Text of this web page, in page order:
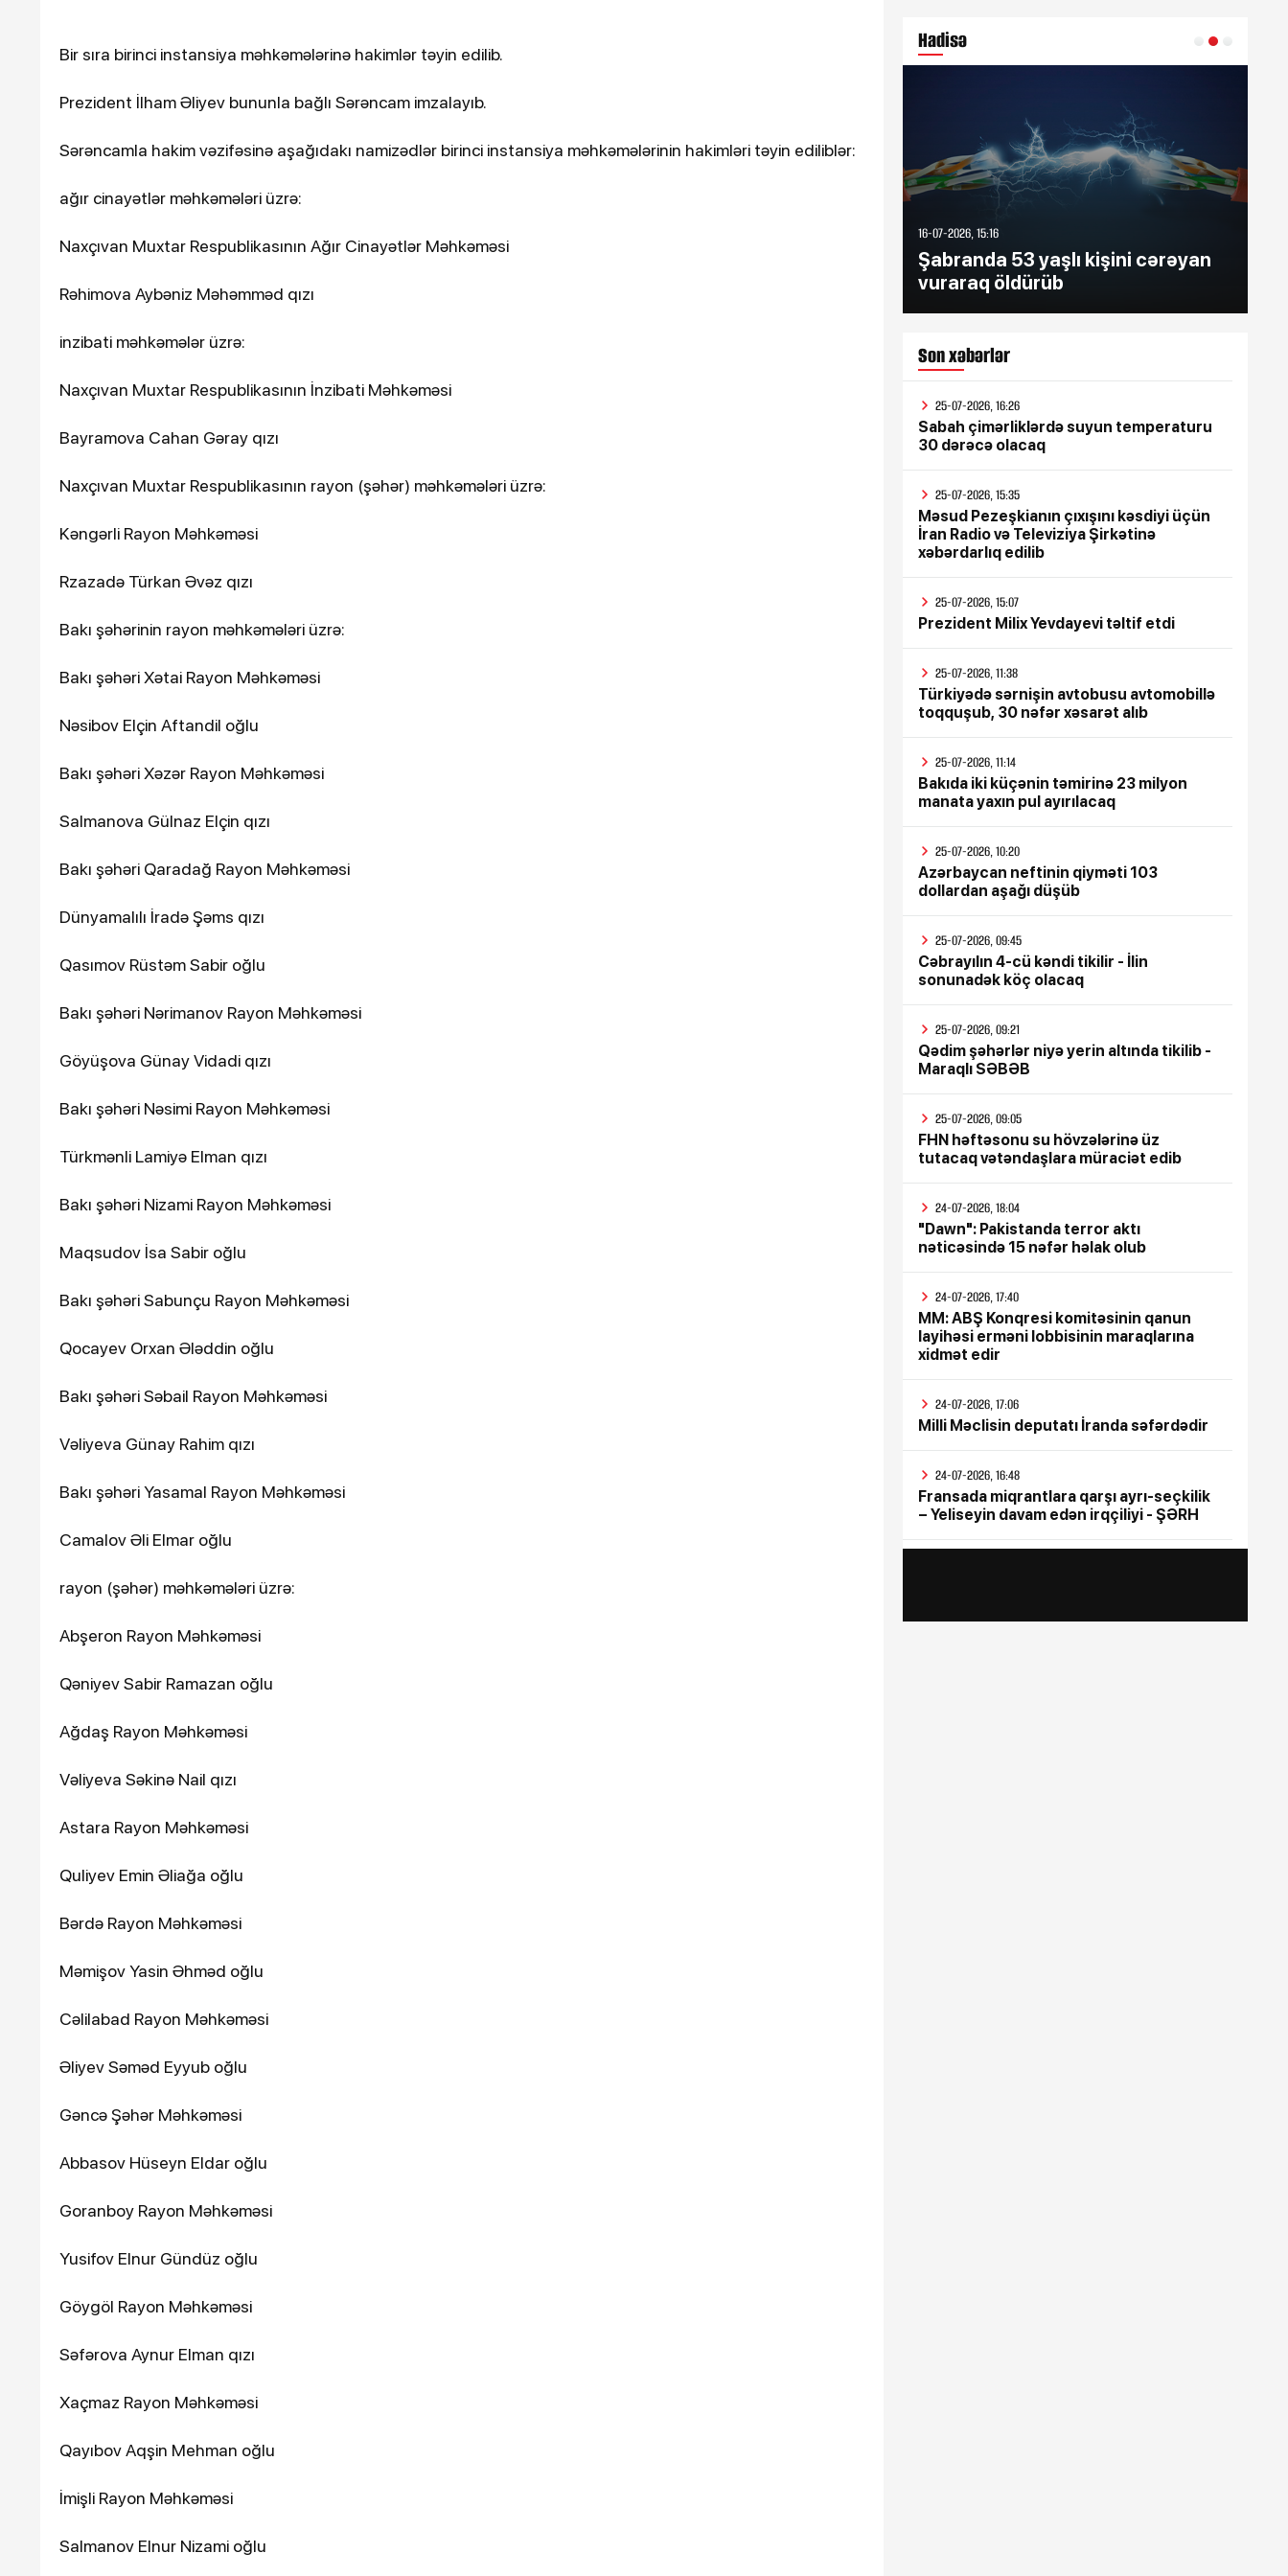
Bir sıra birinci instansiya məhkəmələrinə hakimlər təyin edilib.
Prezident İlham Əliyev bununla bağlı Sərəncam imzalayıb.
Sərəncamla hakim vəzifəsinə aşağıdakı namizədlər birinci instansiya məhkəmələrinin hakimləri təyin ediliblər:
ağır cinayətlər məhkəmələri üzrə:
Naxçıvan Muxtar Respublikasının Ağır Cinayətlər Məhkəməsi
Rəhimova Aybəniz Məhəmməd qızı
inzibati məhkəmələr üzrə:
Naxçıvan Muxtar Respublikasının İnzibati Məhkəməsi
Bayramova Cahan Gəray qızı
Naxçıvan Muxtar Respublikasının rayon (şəhər) məhkəmələri üzrə:
Kəngərli Rayon Məhkəməsi
Rzazadə Türkan Əvəz qızı
Bakı şəhərinin rayon məhkəmələri üzrə:
Bakı şəhəri Xətai Rayon Məhkəməsi
Nəsibov Elçin Aftandil oğlu
Bakı şəhəri Xəzər Rayon Məhkəməsi
Salmanova Gülnaz Elçin qızı
Bakı şəhəri Qaradağ Rayon Məhkəməsi
Dünyamalılı İradə Şəms qızı
Qasımov Rüstəm Sabir oğlu
Bakı şəhəri Nərimanov Rayon Məhkəməsi
Göyüşova Günay Vidadi qızı
Bakı şəhəri Nəsimi Rayon Məhkəməsi
Türkmənli Lamiyə Elman qızı
Bakı şəhəri Nizami Rayon Məhkəməsi
Maqsudov İsa Sabir oğlu
Bakı şəhəri Sabunçu Rayon Məhkəməsi
Qocayev Orxan Ələddin oğlu
Bakı şəhəri Səbail Rayon Məhkəməsi
Vəliyeva Günay Rahim qızı
Bakı şəhəri Yasamal Rayon Məhkəməsi
Camalov Əli Elmar oğlu
rayon (şəhər) məhkəmələri üzrə:
Abşeron Rayon Məhkəməsi
Qəniyev Sabir Ramazan oğlu
Ağdaş Rayon Məhkəməsi
Vəliyeva Səkinə Nail qızı
Astara Rayon Məhkəməsi
Quliyev Emin Əliağa oğlu
Bərdə Rayon Məhkəməsi
Məmişov Yasin Əhməd oğlu
Cəlilabad Rayon Məhkəməsi
Əliyev Səməd Eyyub oğlu
Gəncə Şəhər Məhkəməsi
Abbasov Hüseyn Eldar oğlu
Goranboy Rayon Məhkəməsi
Yusifov Elnur Gündüz oğlu
Göygöl Rayon Məhkəməsi
Səfərova Aynur Elman qızı
Xaçmaz Rayon Məhkəməsi
Qayıbov Aqşin Mehman oğlu
İmişli Rayon Məhkəməsi
Salmanov Elnur Nizami oğlu
Hadisə
Şəmkirdə 11 nəfər salatdan
16-07-2026, 15:16
Şabranda 53 yaşlı kişini cərəyan
vuraraq öldürüb
Son xəbərlər
25-07-2026, 16:26
Sabah çimərliklərdə suyun temperaturu
30 dərəcə olacaq
25-07-2026, 15:35
Məsud Pezeşkianın çıxışını kəsdiyi üçün
İran Radio və Televiziya Şirkətinə
xəbərdarlıq edilib
25-07-2026, 15:07
Prezident Milix Yevdayevi təltif etdi
25-07-2026, 11:38
Türkiyədə sərnişin avtobusu avtomobillə
toqquşub, 30 nəfər xəsarət alıb
25-07-2026, 11:14
Bakıda iki küçənin təmirinə 23 milyon
manata yaxın pul ayırılacaq
25-07-2026, 10:20
Azərbaycan neftinin qiyməti 103
dollardan aşağı düşüb
25-07-2026, 09:45
Cəbrayılın 4-cü kəndi tikilir - İlin
sonunadək köç olacaq
25-07-2026, 09:21
Qədim şəhərlər niyə yerin altında tikilib -
Maraqlı SƏBƏB
25-07-2026, 09:05
FHN həftəsonu su hövzələrinə üz
tutacaq vətəndaşlara müraciət edib
24-07-2026, 18:04
"Dawn": Pakistanda terror aktı
nəticəsində 15 nəfər həlak olub
24-07-2026, 17:40
MM: ABŞ Konqresi komitəsinin qanun
layihəsi erməni lobbisinin maraqlarına
xidmət edir
24-07-2026, 17:06
Milli Məclisin deputatı İranda səfərdədir
24-07-2026, 16:48
Fransada miqrantlara qarşı ayrı-seçkilik
– Yeliseyin davam edən irqçiliyi - ŞƏRH